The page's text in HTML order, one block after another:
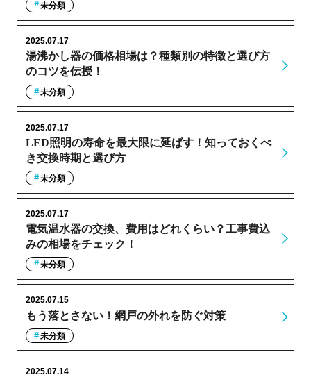
未分類
湯沸かし器の価格相場は？種類別の特徴と選び方
のコツを伝授！
2025.07.17
未分類
LED照明の寿命を最大限に延ばす！知っておくべ
き交換時期と選び方
2025.07.17
未分類
電気温水器の交換、費用はどれくらい？工事費込
みの相場をチェック！
2025.07.17
未分類
もう落とさない！網戸の外れを防ぐ対策
2025.07.15
未分類
2025.07.14